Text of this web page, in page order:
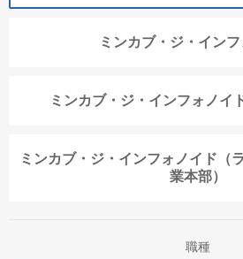
ミンカブ・ジ・イン
ミンカブ・ジ・インフォノイ
ミンカブ・ジ・インフォノイド（
業本部）
職種